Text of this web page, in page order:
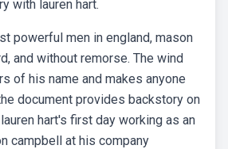
with lauren hart.
powerful men in england, mason
and without remorse. The wind
of his name and makes anyone
document provides backstory on
hart's first day working as an
campbell at his company